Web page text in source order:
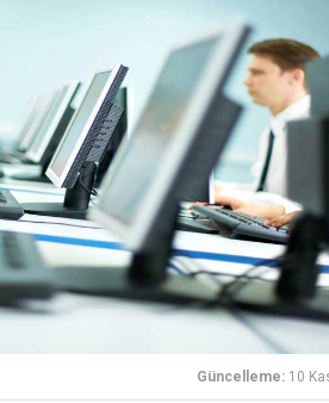
Güncelleme: 10